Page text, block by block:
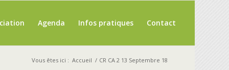
Agenda Infos pratiques Contact
Vous êtes ici : Accueil / CR CA 2 13 Septembre 18